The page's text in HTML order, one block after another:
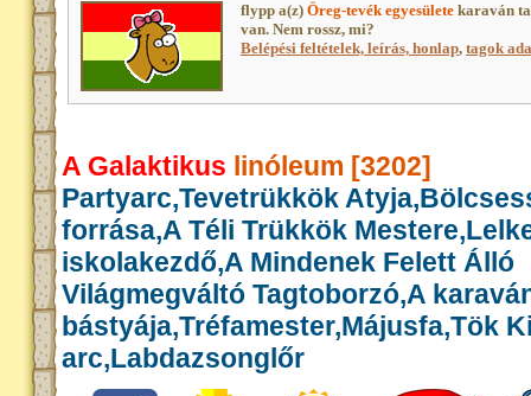
flypp a(z) Öreg-tevék egyesülete karaván
van. Nem rossz, mi?
Belépési feltételek, leírás, honlap, tagok
A Galaktikus linóleum [3202]
Partyarc,Tevetrükkök
forrása,A Téli Trükkök
iskolakezdő,A Mindenek Felett Álló
Világmegváltó Tagtoborzó,A
bástyája,Tréfamester,Májusfa,Tök
arc,Labdazsonglőr